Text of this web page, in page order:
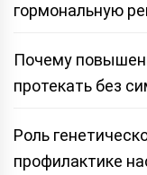
гормональную
Почему
протекать без
Роль
профилактике